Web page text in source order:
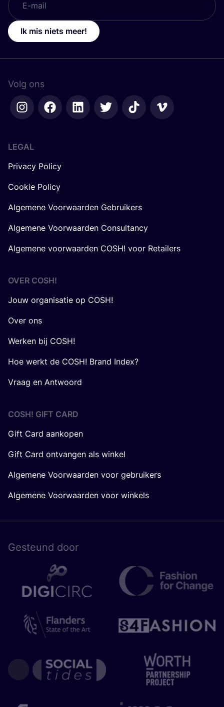
Ik mis niets meer!
Volg ons
LEGAL
Privacy Policy
Cookie Policy
Algemene Voorwaarden Gebruikers
Algemene Voorwaarden Consultancy
Algemene voorwaarden COSH! voor Retailers
OVER COSH!
Jouw organisatie op COSH!
Over ons
Werken bij COSH!
Hoe werkt de COSH! Brand Index?
Vraag en Antwoord
COSH! GIFT CARD
Gift Card aankopen
Gift Card ontvangen als winkel
Algemene Voorwaarden voor gebruikers
Algemene Voorwaarden voor winkels
Gesteund door